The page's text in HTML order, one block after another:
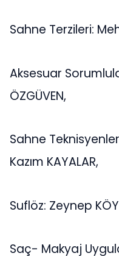
Sahne Terzileri:
Aksesuar
ÖZGÜVEN,
Sahne
Kazım KAYALAR,
Suflöz: Zeynep
Saç- Makyaj